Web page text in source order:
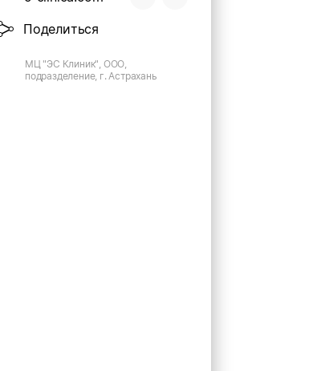
Поделиться
МЦ "ЭС Клиник", ООО,
подразделение, г. Астрахань